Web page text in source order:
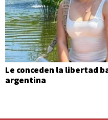
Le conceden la libertad
argentina